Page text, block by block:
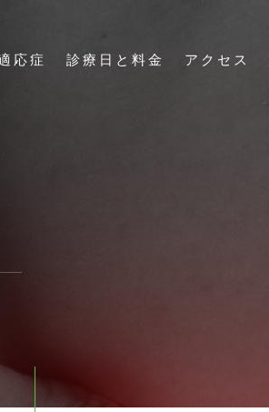
応症 診療日と料金 アクセス